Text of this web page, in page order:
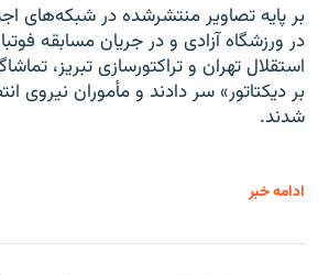
بر پایه تصاویر منتشرشده در شبکه‌های
در ورزشگاه آزادی و در جریان مسابقه
استقلال تهران و تراکتورسازی تبریز،
بر دیکتاتور» سر دادند و مأموران نیروی
شدند.
ادامه خبر